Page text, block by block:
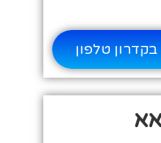
טלפון